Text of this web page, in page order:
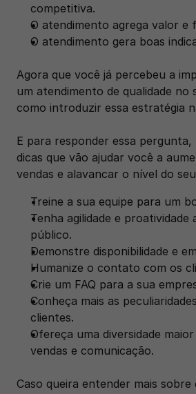
competitiva.
O atendimento agrega valor e
O atendimento gera boas
Agora que você já percebeu a
um atendimento de qualidade no
como introduzir essa estratégia
E para responder essa pergunta,
dicas que vão ajudar você a
vendas e alavancar o nível do
Treine a sua equipe para um
Tenha agilidade e proatividade
público.
Demonstre disponibilidade e
Humanize o contato com os
Crie um FAQ para a sua
Conheça mais as
clientes.
Ofereça uma diversidade
vendas e comunicação.
Caso queira entender mais sobre